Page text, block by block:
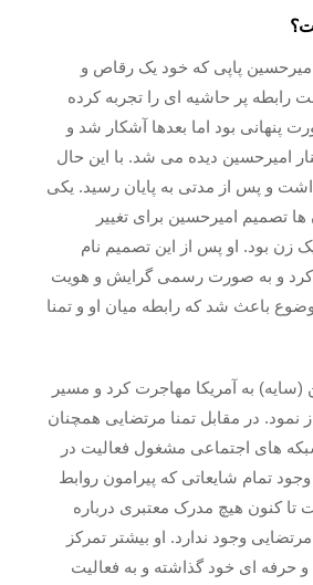
پاپی که خود یک رقاص و
رابطه پر حاشیه ای را تجربه کرده
پنهانی بود اما بعدها آشکار شد و
امیرحسین دیده می‌ شد. با این حال
و پس از مدتی به پایان رسید. یکی
ها تصمیم امیرحسین برای تغییر
زن بود. او پس از این تصمیم نام
کرد و به صورت رسمی گرایش و هویت
باعث شد که رابطه میان او و تمنا
به آمریکا مهاجرت کرد و مسیر
نمود. در مقابل تمنا مرتضایی همچنان
های اجتماعی مشغول فعالیت در
تمام شایعاتی که پیرامون روابط
کنون هیچ مدرک معتبری درباره
وجود ندارد. او بیشتر تمرکز
ای خود گذاشته و به فعالیت‌